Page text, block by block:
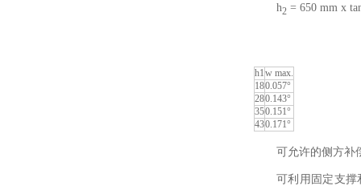
h2 = 650 mm x
h1 w max.
180.057°
280.143°
350.151°
430.171°
可允许的侧方补
可利用固定支撑